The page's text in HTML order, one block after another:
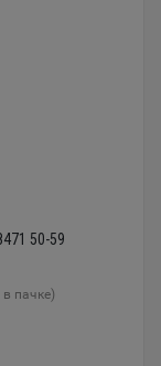
50-59
пачке)